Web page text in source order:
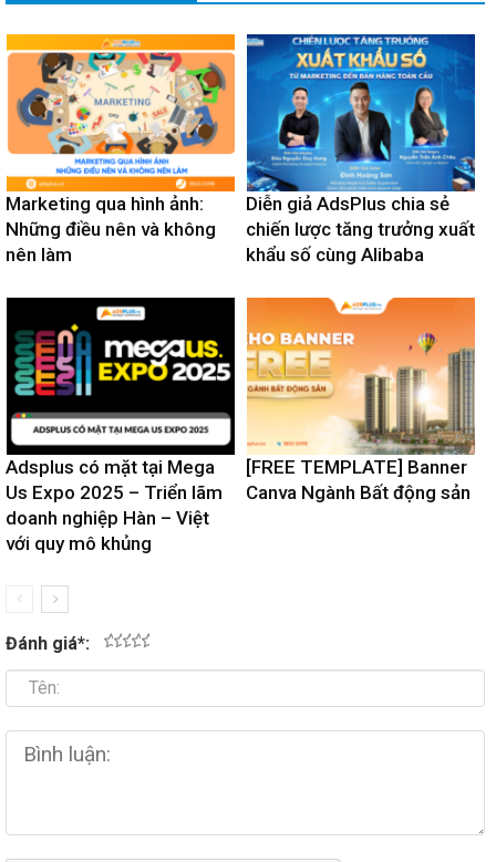
Marketing qua hình ảnh:
Những điều nên và không
nên làm
Diễn giả AdsPlus chia sẻ
chiến lược tăng trưởng xuất
khẩu số cùng Alibaba
Adsplus có mặt tại Mega
Us Expo 2025 – Triển lãm
doanh nghiệp Hàn – Việt
với quy mô khủng
[FREE TEMPLATE] Banner
Canva Ngành Bất động sản
Đánh giá*: